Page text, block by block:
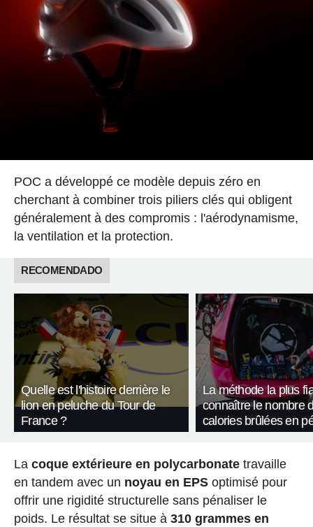
POC a développé ce modèle depuis zéro en
cherchant à combiner trois piliers clés qui obligent
généralement à des compromis : l'aérodynamisme,
la ventilation et la protection.
RECOMENDADO
Quelle est l'histoire derrière le
lion en peluche du Tour de
France ?
La méthode la plus
connaître le nombre
calories brûlées en
La coque extérieure en polycarbonatetravaille
en tandem avec un noyau en EPSoptimisé pour
offrir une rigidité structurelle sans pénaliser le
poids. Le résultat se situe à 310 grammes en